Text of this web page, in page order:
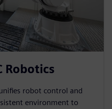
Robotics
unifies robot control and
environment to